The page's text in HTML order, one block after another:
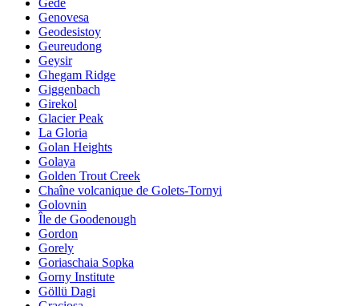
Genovesa
Geodesistoy
Geureudong
Geysir
Ghegam Ridge
Giggenbach
Girekol
Glacier Peak
La Gloria
Golan Heights
Golaya
Golden Trout Creek
Chaîne volcanique de Golets-Tornyi
Golovnin
Île de Goodenough
Gordon
Gorely
Goriaschaia Sopka
Gorny Institute
Göllü Dagi